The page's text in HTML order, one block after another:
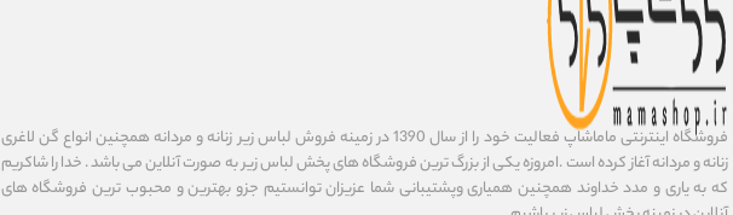
فروشگاه اینترنتی ماماشاپ فعالیت خود را از سال 1390 در زمینه فروش لباس زیر زنانه و مردانه همچنین انواع گن لاغری
زنانه و مردانه آغاز کرده است .امروزه یکی از بزرگ ترین فروشگاه های پخش لباس زیر به صورت آنلاین می باشد . خدا را شاکریم
که به یاری و مدد خداوند همچنین همیاری وپشتیبانی شما عزیزان توانستیم جزو بهترین و محبوب ترین فروشگاه های